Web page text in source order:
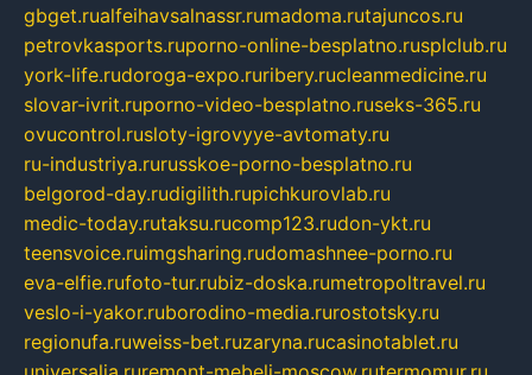
gbget.rualfeihavsalnassr.rumadoma.rutajuncos.ru
petrovkasports.ruporno-online-besplatno.rusplclub.ru
york-life.rudoroga-expo.ruribery.rucleanmedicine.ru
slovar-ivrit.ruporno-video-besplatno.ruseks-365.ru
ovucontrol.rusloty-igrovyye-avtomaty.ru
ru-industriya.rurusskoe-porno-besplatno.ru
belgorod-day.rudigilith.rupichkurovlab.ru
medic-today.rutaksu.rucomp123.rudon-ykt.ru
teensvoice.ruimgsharing.rudomashnee-porno.ru
eva-elfie.rufoto-tur.rubiz-doska.rumetropoltravel.ru
veslo-i-yakor.ruborodino-media.rurostotsky.ru
regionufa.ruweiss-bet.ruzaryna.rucasinotablet.ru